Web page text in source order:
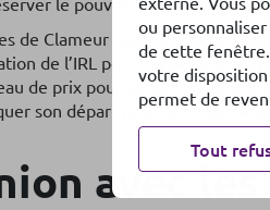
de Clameur montrent aussi
de l’IRL pour réviser leurs
de prix pour garder un
son départ pour une hausse
avec
ou
de cette fenêtre.
votre
permet de
Tout